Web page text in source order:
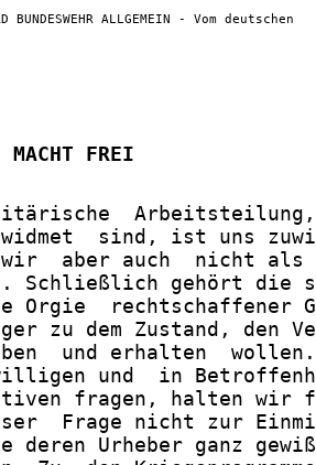
ALLGEMEIN - Vom deutschen
MACHT FREI